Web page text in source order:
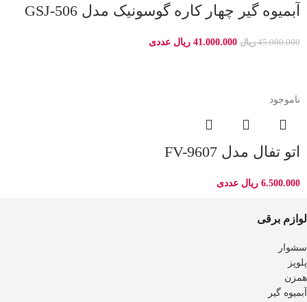
آبمیوه گیر چهار کاره گوسونیک مدل GSJ-506
45.000.000 ریال 41.000.000 ریال عددی
ناموجود
اتو تفال مدل FV-9607
6.500.000 ریال عددی
لوازم برقی
سشوار
پلوپز
همزن
آبمیوه گیر